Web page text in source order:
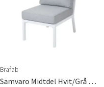
Brafab
Samvaro Midtdel Hvit/grå Brafab